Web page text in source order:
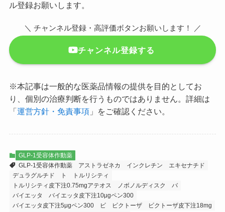
ル登録お願いします。
＼ チャンネル登録・高評価ボタンお願いします！ ／
チャンネル登録する
※本記事は一般的な医薬品情報の提供を目的としてお
り、個別の治療判断を行うものではありません。詳細は
「運営方針・免責事項」をご確認ください。
GLP-1受容体作動薬
GLP-1受容体作動薬
アストラゼネカ インクレチン
エキセナチド
デュラグルチド
ト
トルリシティ
トルリシティ皮下注0.75mgアテオス
ノボノルディスク
バ
バイエッタ
バイエッタ皮下注10μgペン300
バイエッタ皮下注5μgペン300
ビ ビクトーザ ビクトーザ皮下注18mg